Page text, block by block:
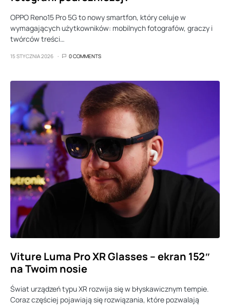
OPPO Reno15 Pro 5G to nowy smartfon, który celuje w
wymagających użytkowników: mobilnych fotografów, graczy i
twórców treści…
15 STYCZNIA 2026 0 COMMENTS
Viture Luma Pro XR Glasses – ekran 152″
na Twoim nosie
Świat urządzeń typu XR rozwija się w błyskawicznym tempie.
Coraz częściej pojawiają się rozwiązania, które pozwalają